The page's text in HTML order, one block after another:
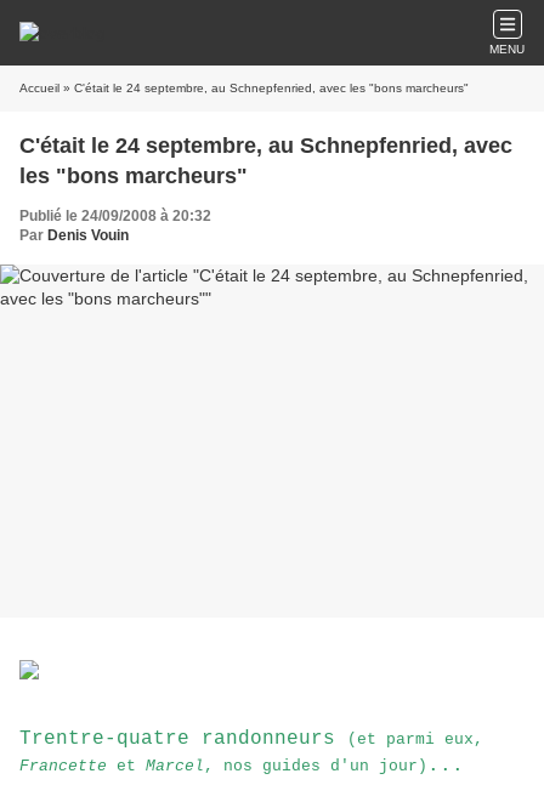
MENU
Accueil » C'était le 24 septembre, au Schnepfenried, avec les "bons marcheurs"
C'était le 24 septembre, au Schnepfenried, avec
les "bons marcheurs"
Publié le 24/09/2008 à 20:32
Par Denis Vouin
Trentre-quatre randonneurs
(et parmi eux,
Francette et Marcel , nos guides d'un jour) ...